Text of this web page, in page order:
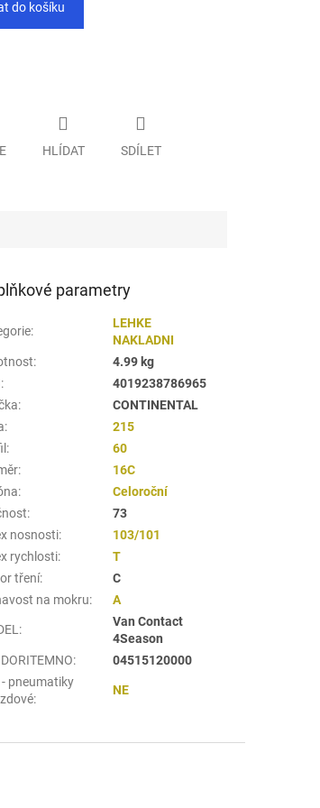
do košíku
HLÍDAT SDÍLET
parametry
:
LEHKE
NAKLADNI
:
4.99 kg
:
4019238786965
:
CONTINENTAL
:
215
:
60
:
16C
:
Celoroční
:
73
nosnosti:
103/101
rychlosti:
T
tření:
C
na mokru: A
:
Van Contact
4Season
:
04515120000
- pneumatiky
:
NE